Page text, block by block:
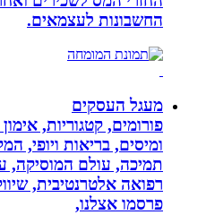
החשבונות לעצמאים.
מעגל העסקים
פורומים, קטגוריות, אימון
ומיסים, בריאות ויופי,
תמיכה, עולם המוסיקה, עורכי
רפואה אלטרנטיבית, שיווק
פרסמו אצלנו,